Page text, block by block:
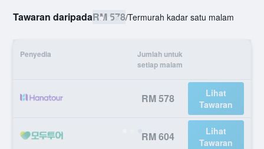
Tawaran daripadaRM 578/Termurah kadar satu malam
Penyedia
Jumlah untuk
setiap malam
RM 578
Lihat
Tawaran
RM 604
Lihat
Tawaran